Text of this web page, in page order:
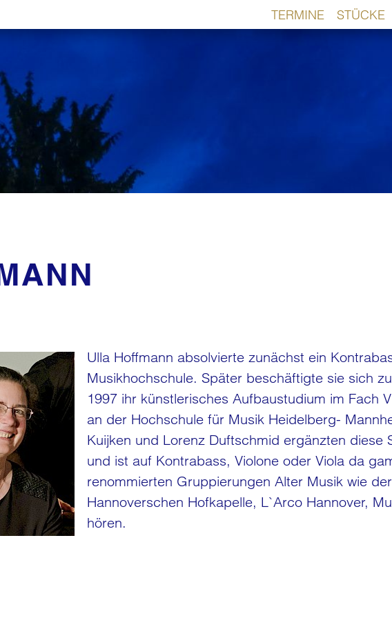
TERMINE STÜCKE
Ulla Hoffmann absolvierte zunächst ein
Musikhochschule. Später beschäftigte sie sich
1997 ihr künstlerisches Aufbaustudium im Fach
an der Hochschule für Musik Heidelberg-
Kuijken und Lorenz Duftschmid ergänzten
und ist auf Kontrabass, Violone oder Viola da
renommierten Gruppierungen Alter Musik wie
Hannoverschen Hofkapelle, L`Arco Hannover,
hören.